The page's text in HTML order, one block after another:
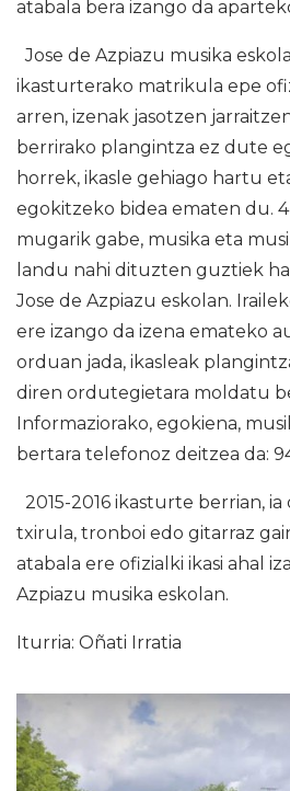
atabala bera izango da
Jose de Azpiazu musika
ikasturterako matrikula epe
arren, izenak jasotzen
berrirako plangintza ez dute
horrek, ikasle gehiago hartu
egokitzeko bidea ematen du.
mugarik gabe, musika eta
landu nahi dituzten guztiek
Jose de Azpiazu eskolan.
ere izango da izena emateko
orduan jada, ikasleak
diren ordutegietara moldatu
Informaziorako, egokiena,
bertara telefonoz deitzea da:
2015-2016 ikasturte berrian,
txirula, tronboi edo gitarraz
atabala ere ofizialki ikasi ahal
Azpiazu musika eskolan.
Iturria: Oñati Irratia